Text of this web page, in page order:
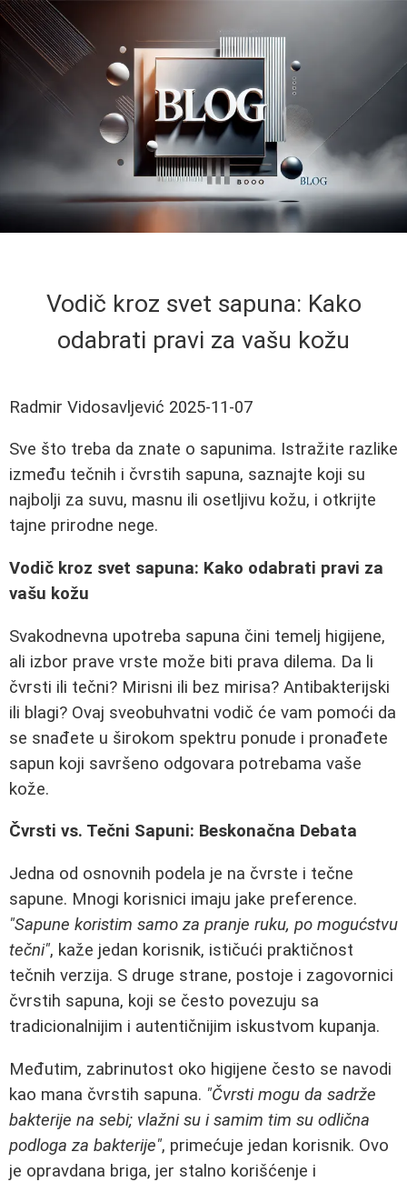
Vodič kroz svet sapuna: Kako
odabrati pravi za vašu kožu
Radmir Vidosavljević 2025-11-07
Sve što treba da znate o sapunima. Istražite razlike
između tečnih i čvrstih sapuna, saznajte koji su
najbolji za suvu, masnu ili osetljivu kožu, i otkrijte
tajne prirodne nege.
Vodič kroz svet sapuna: Kako odabrati pravi za
vašu kožu
Svakodnevna upotreba sapuna čini temelj higijene,
ali izbor prave vrste može biti prava dilema. Da li
čvrsti ili tečni? Mirisni ili bez mirisa? Antibakterijski
ili blagi? Ovaj sveobuhvatni vodič će vam pomoći da
se snađete u širokom spektru ponude i pronađete
sapun koji savršeno odgovara potrebama vaše
kože.
Čvrsti vs. Tečni Sapuni: Beskonačna Debata
Jedna od osnovnih podela je na čvrste i tečne
sapune. Mnogi korisnici imaju jake preference.
"Sapune koristim samo za pranje ruku, po mogućstvu
tečni", kaže jedan korisnik, ističući praktičnost
tečnih verzija. S druge strane, postoje i zagovornici
čvrstih sapuna, koji se često povezuju sa
tradicionalnijim i autentičnijim iskustvom kupanja.
Međutim, zabrinutost oko higijene često se navodi
kao mana čvrstih sapuna. "Čvrsti mogu da sadrže
bakterije na sebi; vlažni su i samim tim su odlična
podloga za bakterije", primećuje jedan korisnik. Ovo
je opravdana briga, jer stalno korišćenje i